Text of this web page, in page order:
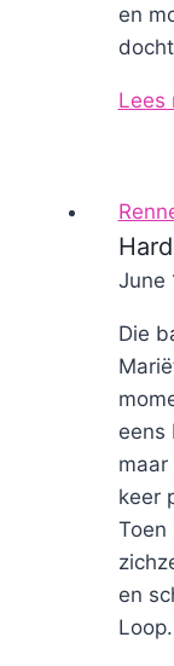
en
Lees
By
June
Die
eens
keer
Toen
en